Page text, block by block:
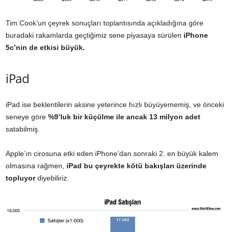
Tim Cook’un çeyrek sonuçları toplantısında açıkladığına göre
buradaki rakamlarda geçtiğimiz sene piyasaya sürülen iPhone
5c’nin de etkisi büyük.
iPad
iPad ise beklentilerin aksine yeterince hızlı büyüyememiş, ve önceki
seneye göre %9’luk bir küçülme ile ancak 13 milyon adet
satabilmiş.
Apple’ın cirosuna etki eden iPhone’dan sonraki 2. en büyük kalem
olmasına rağmen, iPad bu çeyrekte kötü bakışları üzerinde
topluyordiyebiliriz.